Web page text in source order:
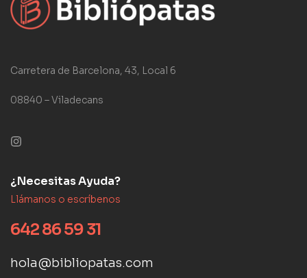
Carretera de Barcelona, 43, Local 6
08840 – Viladecans
¿Necesitas Ayuda?
Llámanos o escríbenos
642 86 59 31
hola@bibliopatas.com